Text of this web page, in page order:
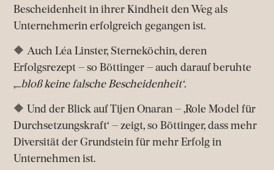
Bescheidenheit in ihrer Kindheit den Weg als
Unternehmerin erfolgreich gegangen ist.
🔶 Auch Léa Linster, Sterneköchin, deren
Erfolgsrezept – so Böttinger – auch darauf beruhte
‚…bloß keine falsche Bescheidenheit‘.
🔶 Und der Blick auf Tijen Onaran – ‚Role Model für
Durchsetzungskraft‘ – zeigt, so Böttinger, dass mehr
Diversität der Grundstein für mehr Erfolg in
Unternehmen ist.